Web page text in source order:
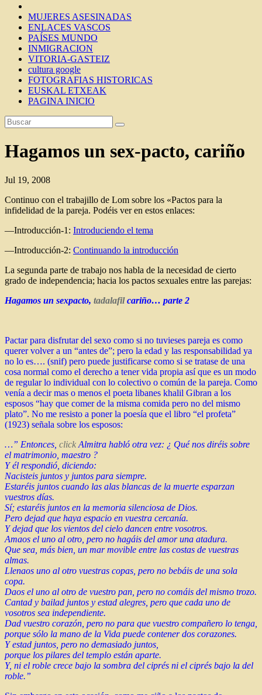
MUJERES ASESINADAS
ENLACES VASCOS
PAÍSES MUNDO
INMIGRACION
VITORIA-GASTEIZ
cultura google
FOTOGRAFIAS HISTORICAS
EUSKAL ETXEAK
PAGINA INICIO
Hagamos un sex-pacto, cariño
Jul 19, 2008
Continuo con el trabajillo de Lom sobre los «Pactos para la
infidelidad de la pareja. Podéis ver en estos enlaces:
—Introducción-1: Introduciendo el tema
—Introducción-2: Continuando la introducción
La segunda parte de trabajo nos habla de la necesidad de cierto
grado de independencia; hacia los pactos sexuales entre las parejas:
Hagamos un sexpacto, tadalafilcariño… parte 2
Pactar para disfrutar del sexo como si no tuvieses pareja es como
querer volver a un “antes de”; pero la edad y las responsabilidad ya
no lo es…. (snif) pero puede justificarse como si se tratase de una
cosa normal como el derecho a tener vida propia así que es un modo
de regular lo individual con lo colectivo o común de la pareja. Como
venía a decir mas o menos el poeta libanes khalil Gibran a los
esposos “hay que comer de la misma comida pero no del mismo
plato”. No me resisto a poner la poesía que el libro “el profeta”
(1923) señala sobre los esposos:
…” Entonces, click Almitra habló otra vez: ¿ Qué nos diréis sobre
el matrimonio, maestro ?
Y él respondió, diciendo:
Nacisteis juntos y juntos para siempre.
Estaréis juntos cuando las alas blancas de la muerte esparzan
vuestros días.
Sí; estaréis juntos en la memoria silenciosa de Dios.
Pero dejad que haya espacio en vuestra cercanía.
Y dejad que los vientos del cielo dancen entre vosotros.
Amaos el uno al otro, pero no hagáis del amor una atadura.
Que sea, más bien, un mar movible entre las costas de vuestras
almas.
Llenaos uno al otro vuestras copas, pero no bebáis de una sola
copa.
Daos el uno al otro de vuestro pan, pero no comáis del mismo trozo.
Cantad y bailad juntos y estad alegres, pero que cada uno de
vosotros sea independiente.
Dad vuestro corazón, pero no para que vuestro compañero lo tenga,
porque sólo la mano de la Vida puede contener dos corazones.
Y estad juntos, pero no demasiado juntos,
porque los pilares del templo están aparte.
Y, ni el roble crece bajo la sombra del ciprés ni el ciprés bajo la del
roble.”